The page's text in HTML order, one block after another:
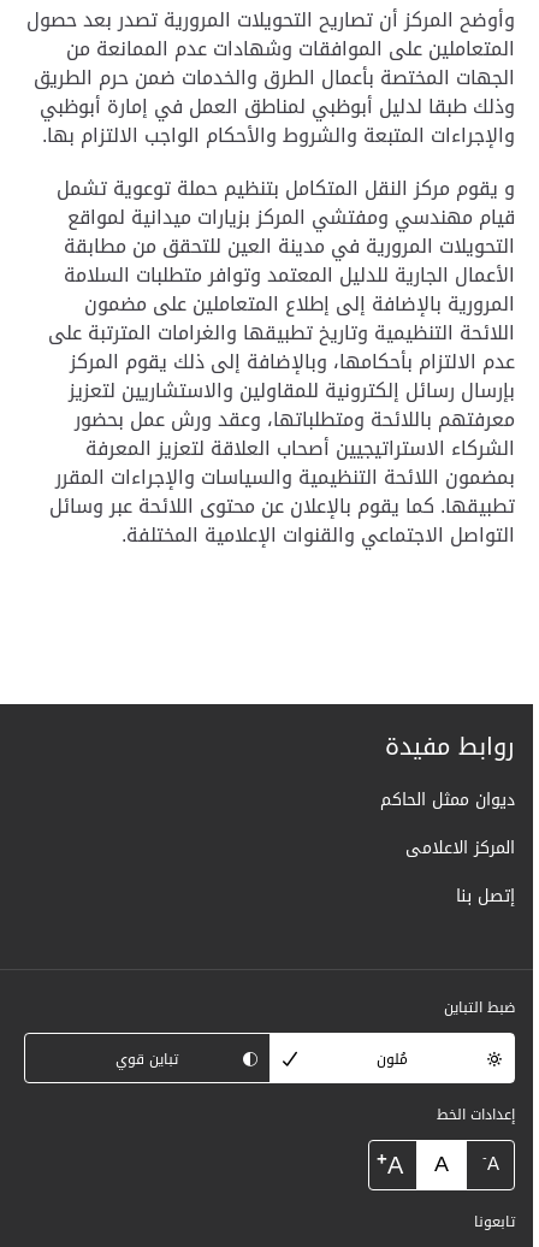
وأوضح المركز أن تصاريح التحويلات المرورية تصدر بعد حصول
المتعاملين على الموافقات وشهادات عدم الممانعة من
الجهات المختصة بأعمال الطرق والخدمات ضمن حرم الطريق
وذلك طبقا لدليل أبوظبي لمناطق العمل في إمارة أبوظبي
والإجراءات المتبعة والشروط والأحكام الواجب الالتزام بها.
و يقوم مركز النقل المتكامل بتنظيم حملة توعوية تشمل
قيام مهندسي ومفتشي المركز بزيارات ميدانية لمواقع
التحويلات المرورية في مدينة العين للتحقق من مطابقة
الأعمال الجارية للدليل المعتمد وتوافر متطلبات السلامة
المرورية بالإضافة إلى إطلاع المتعاملين على مضمون
اللائحة التنظيمية وتاريخ تطبيقها والغرامات المترتبة على
عدم الالتزام بأحكامها، وبالإضافة إلى ذلك يقوم المركز
بإرسال رسائل إلكترونية للمقاولين والاستشاريين لتعزيز
معرفتهم باللائحة ومتطلباتها، وعقد ورش عمل بحضور
الشركاء الاستراتيجيين أصحاب العلاقة لتعزيز المعرفة
بمضمون اللائحة التنظيمية والسياسات والإجراءات المقرر
تطبيقها. كما يقوم بالإعلان عن محتوى اللائحة عبر وسائل
التواصل الاجتماعي والقنوات الإعلامية المختلفة.
روابط مفيدة
ديوان ممثل الحاكم
المركز الاعلامى
إتصل بنا
ضبط التباين
مُلون
تباين قوي
إعدادات الخط
A
-
A
A
+
تابعونا